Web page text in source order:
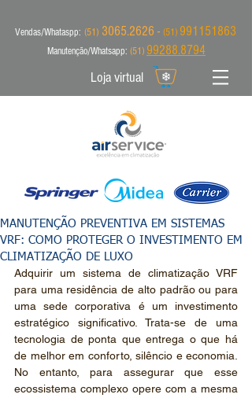
Vendas/Whataspp: (51) 3065.2626 - (51) 991151863
Manutenção/Whatsapp: (51) 99288.8794
Loja virtual
MANUTENÇÃO PREVENTIVA EM SISTEMAS
VRF: COMO PROTEGER O INVESTIMENTO EM
CLIMATIZAÇÃO DE LUXO
Adquirir um sistema de climatização VRF
para uma residência de alto padrão ou para
uma sede corporativa é um investimento
estratégico significativo. Trata-se de uma
tecnologia de ponta que entrega o que há
de melhor em conforto, silêncio e economia.
No entanto, para assegurar que esse
ecossistema complexo opere com a mesma